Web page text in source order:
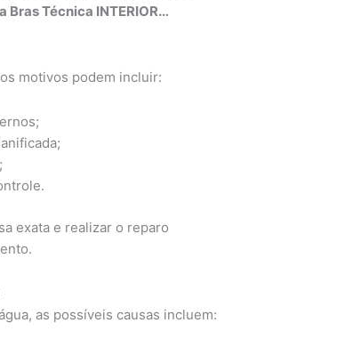
Técnica INTERIOR…
motivos podem incluir:
exata e realizar o reparo
as possíveis causas incluem: